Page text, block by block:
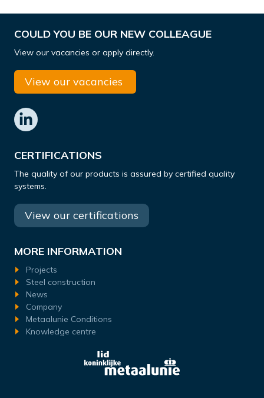
COULD YOU BE OUR NEW COLLEAGUE
View our vacancies or apply directly.
View our vacancies
CERTIFICATIONS
The quality of our products is assured by certified quality
systems.
View our certifications
MORE INFORMATION
Projects
Steel construction
News
Company
Metaalunie Conditions
Knowledge centre